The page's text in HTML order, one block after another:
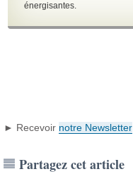
énergisantes.
► Recevoir notre Newsletter
Partagez cet article